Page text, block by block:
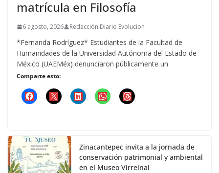
matrícula en Filosofía
6 agosto, 2026 Redacción Diario Evolucion
*Fernanda Rodríguez* Estudiantes de la Facultad de
Humanidades de la Universidad Autónoma del Estado de
México (UAEMéx) denunciaron públicamente un
Comparte esto:
Zinacantepec invita a la jornada de
conservación patrimonial y ambiental
en el Museo Virreinal